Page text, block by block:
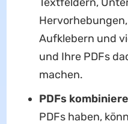
Aufklebern und
und Ihre PDFs
machen.
PDFs
PDFs haben,